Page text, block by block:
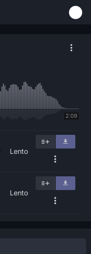
2:09
Lento
Lento